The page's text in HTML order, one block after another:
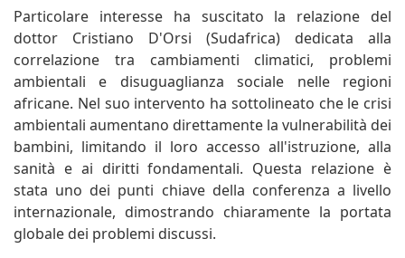
Particolare interesse ha suscitato la relazione del
dottor Cristiano D'Orsi (Sudafrica) dedicata alla
correlazione tra cambiamenti climatici, problemi
ambientali e disuguaglianza sociale nelle regioni
africane. Nel suo intervento ha sottolineato che le crisi
ambientali aumentano direttamente la vulnerabilità dei
bambini, limitando il loro accesso all'istruzione, alla
sanità e ai diritti fondamentali. Questa relazione è
stata uno dei punti chiave della conferenza a livello
internazionale, dimostrando chiaramente la portata
globale dei problemi discussi.